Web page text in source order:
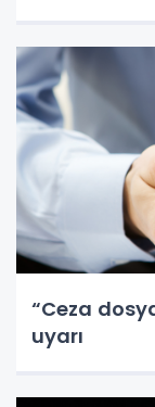
“Ceza
uyarı